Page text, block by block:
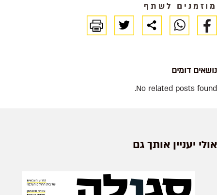
מוזמנים לשתף
נושאים דומים
No related posts found.
אולי יעניין אותך גם